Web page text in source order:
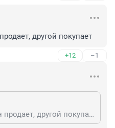
другой покупает
+12 –1
На рынке 2 дурака, один продает, другой покупает